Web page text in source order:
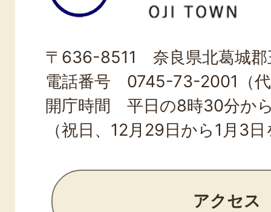
町
TOWN
〒636-8511 奈良県北葛城郡
電話番号 0745-73-2001（
開庁時間 平日の8時30分か
（祝日、12月29日から1月3
アクセス